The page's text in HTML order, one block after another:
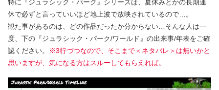
特に『ジュラシック・パーク』シリーズは、夏休みとかの長期連
休で必ずと言っていいほど地上波で放映されているので…。
観た事があるのは、どの作品だったか分からない…そんな人は一
度、下の『ジュラシック・パーク/ワールド』の出来事/年表をご確
認ください。
※3行づつなので、そこまで＜ネタバレ＞は無いかと
思いますが、気になる方はスルーしてもらえれば。